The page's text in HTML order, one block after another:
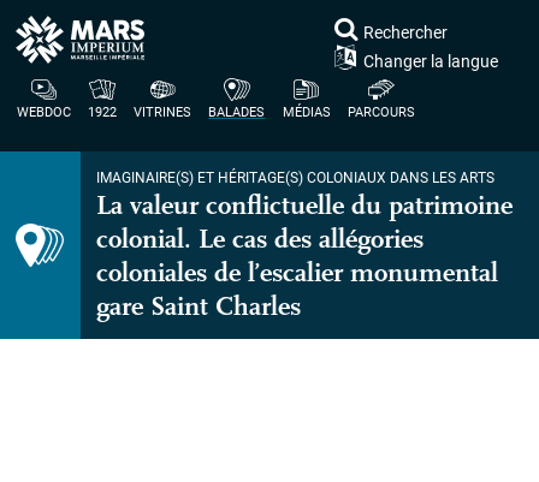
WEBDOC 1922 VITRINES BALADES MÉDIAS PARCOURS
Rechercher
Changer la langue
IMAGINAIRE(S) ET HÉRITAGE(S) COLONIAUX DANS LES ARTS
La valeur conflictuelle du patrimoine
colonial. Le cas des allégories
coloniales de l’escalier monumental
gare Saint Charles